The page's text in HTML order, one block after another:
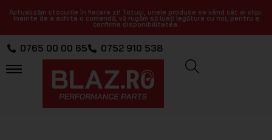
Actualizăm stocurile în fiecare zi! Totuși, unele produse se vând cât ai clipi.
Înainte de a achita o comandă, vă rugăm să luați legătura cu noi, pentru a
confirma disponibilitatea.
0765 00 00 65 0752 910 538